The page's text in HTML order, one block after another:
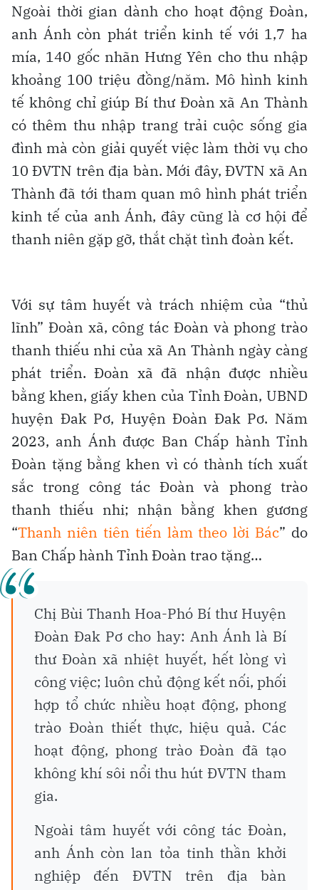
Ngoài thời gian dành cho hoạt động Đoàn,
anh Ánh còn phát triển kinh tế với 1,7 ha
mía, 140 gốc nhãn Hưng Yên cho thu nhập
khoảng 100 triệu đồng/năm. Mô hình kinh
tế không chỉ giúp Bí thư Đoàn xã An Thành
có thêm thu nhập trang trải cuộc sống gia
đình mà còn giải quyết việc làm thời vụ cho
10 ĐVTN trên địa bàn. Mới đây, ĐVTN xã An
Thành đã tới tham quan mô hình phát triển
kinh tế của anh Ánh, đây cũng là cơ hội để
thanh niên gặp gỡ, thắt chặt tình đoàn kết.
Với sự tâm huyết và trách nhiệm của “thủ
lĩnh” Đoàn xã, công tác Đoàn và phong trào
thanh thiếu nhi của xã An Thành ngày càng
phát triển. Đoàn xã đã nhận được nhiều
bằng khen, giấy khen của Tỉnh Đoàn, UBND
huyện Đak Pơ, Huyện Đoàn Đak Pơ. Năm
2023, anh Ánh được Ban Chấp hành Tỉnh
Đoàn tặng bằng khen vì có thành tích xuất
sắc trong công tác Đoàn và phong trào
thanh thiếu nhi; nhận bằng khen gương
“Thanh niên tiên tiến làm theo lời Bác” do
Ban Chấp hành Tỉnh Đoàn trao tặng…
Chị Bùi Thanh Hoa-Phó Bí thư Huyện
Đoàn Đak Pơ cho hay: Anh Ánh là Bí
thư Đoàn xã nhiệt huyết, hết lòng vì
công việc; luôn chủ động kết nối, phối
hợp tổ chức nhiều hoạt động, phong
trào Đoàn thiết thực, hiệu quả. Các
hoạt động, phong trào Đoàn đã tạo
không khí sôi nổi thu hút ĐVTN tham
gia.
Ngoài tâm huyết với công tác Đoàn,
anh Ánh còn lan tỏa tinh thần khởi
nghiệp đến ĐVTN trên địa bàn